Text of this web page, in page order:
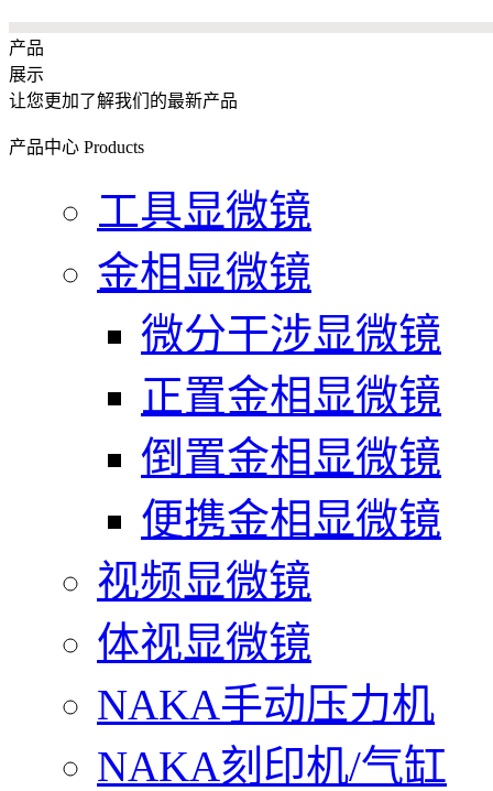
产品
展示
让您更加了解我们的最新产品
产品中心 Products
工具显微镜
金相显微镜
微分干涉显微镜
正置金相显微镜
倒置金相显微镜
便携金相显微镜
视频显微镜
体视显微镜
NAKA手动压力机
NAKA刻印机/气缸